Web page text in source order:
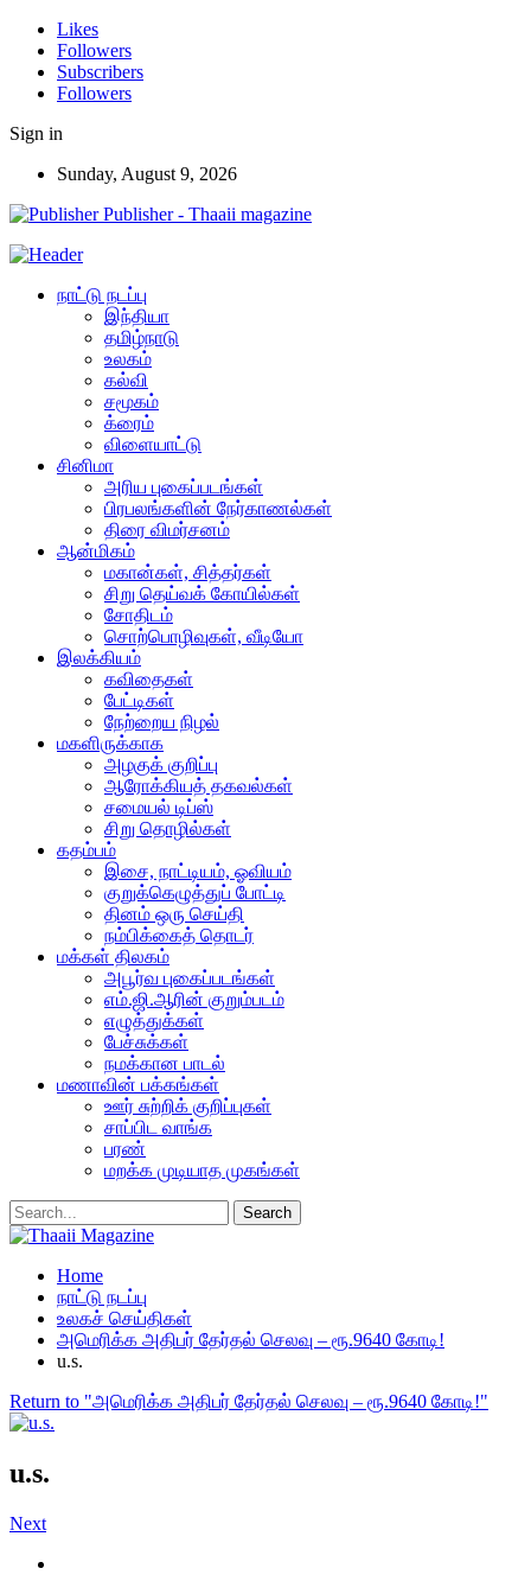
Likes
Followers
Subscribers
Followers
Sign in
Sunday, August 9, 2026
Publisher - Thaaii magazine
நாட்டு நடப்பு
இந்தியா
தமிழ்நாடு
உலகம்
கல்வி
சமூகம்
க்ரைம்
விளையாட்டு
சினிமா
அரிய புகைப்படங்கள்
பிரபலங்களின் நேர்காணல்கள்
திரை விமர்சனம்
ஆன்மிகம்
மகான்கள், சித்தர்கள்
சிறு தெய்வக் கோயில்கள்
சோதிடம்
சொற்பொழிவுகள், வீடியோ
இலக்கியம்
கவிதைகள்
பேட்டிகள்
நேற்றைய நிழல்
மகளிருக்காக
அழகுக் குறிப்பு
ஆரோக்கியத் தகவல்கள்
சமையல் டிப்ஸ்
சிறு தொழில்கள்
கதம்பம்
இசை, நாட்டியம், ஓவியம்
குறுக்கெழுத்துப் போட்டி
தினம் ஒரு செய்தி
நம்பிக்கைத் தொடர்
மக்கள் திலகம்
அபூர்வ புகைப்படங்கள்
எம்.ஜி.ஆரின் குறும்படம்
எழுத்துக்கள்
பேச்சுக்கள்
நமக்கான பாடல்
மணாவின் பக்கங்கள்
ஊர் சுற்றிக் குறிப்புகள்
சாப்பிட வாங்க
பரண்
மறக்க முடியாத முகங்கள்
Home
நாட்டு நடப்பு
உலகச் செய்திகள்
அமெரிக்க அதிபர் தேர்தல் செலவு – ரூ.9640 கோடி!
u.s.
Return to "அமெரிக்க அதிபர் தேர்தல் செலவு – ரூ.9640 கோடி!"
u.s.
Next